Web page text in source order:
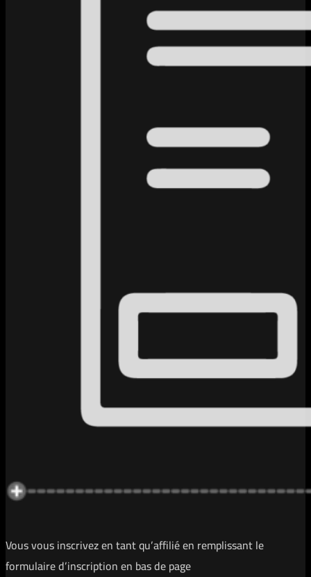
Vous vous inscrivez en tant qu’affilié en remplissant le
formulaire d’inscription en bas de page